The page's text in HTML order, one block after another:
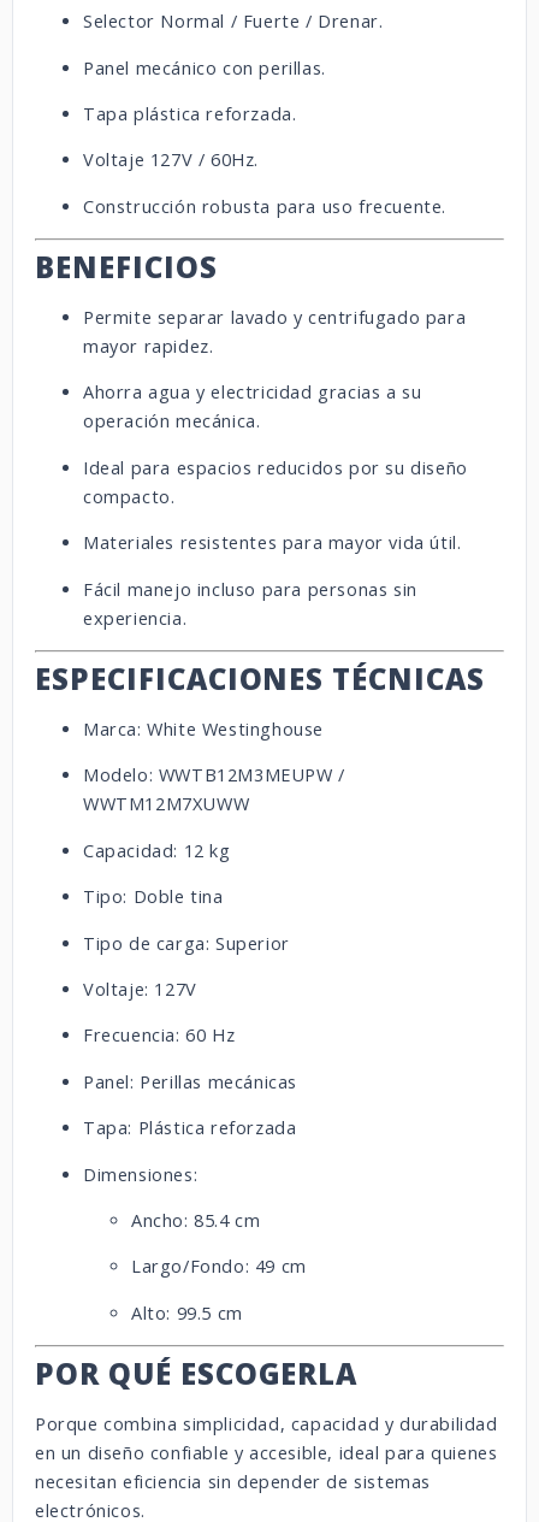
Selector Normal / Fuerte / Drenar.
Panel mecánico con perillas.
Tapa plástica reforzada.
Voltaje 127V / 60Hz.
Construcción robusta para uso frecuente.
BENEFICIOS
Permite separar lavado y centrifugado para
mayor rapidez.
Ahorra agua y electricidad gracias a su
operación mecánica.
Ideal para espacios reducidos por su diseño
compacto.
Materiales resistentes para mayor vida útil.
Fácil manejo incluso para personas sin
experiencia.
ESPECIFICACIONES TÉCNICAS
Marca: White Westinghouse
Modelo: WWTB12M3MEUPW /
WWTM12M7XUWW
Capacidad: 12 kg
Tipo: Doble tina
Tipo de carga: Superior
Voltaje: 127V
Frecuencia: 60 Hz
Panel: Perillas mecánicas
Tapa: Plástica reforzada
Dimensiones:
Ancho: 85.4 cm
Largo/Fondo: 49 cm
Alto: 99.5 cm
POR QUÉ ESCOGERLA
Porque combina simplicidad, capacidad y durabilidad
en un diseño confiable y accesible, ideal para quienes
necesitan eficiencia sin depender de sistemas
electrónicos.